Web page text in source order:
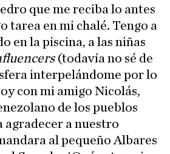
que me reciba lo antes
tarea en mi chalé. Tengo a
en la piscina, a las niñas
(todavía no sé de
interpelándome por lo
con mi amigo Nicolás,
de los pueblos
agradecer a nuestro
al pequeño Albares